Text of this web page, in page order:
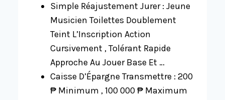
Simple Réajustement Jurer : Jeune
Musicien Toilettes Doublement
Teint L’Inscription Action
Cursivement , Tolérant Rapide
Approche Au Jouer Base Et …
Caisse D’Épargne Transmettre : 200
₱ Minimum , 100 000 ₱ Maximum